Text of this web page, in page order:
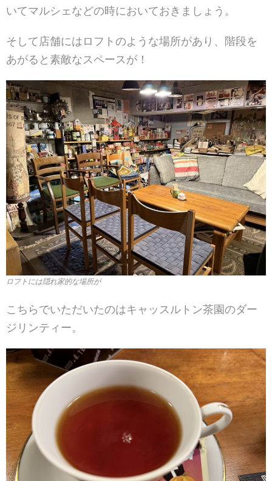
いてマルシェなどの時においておきましょう。
そして店舗にはロフトのような場所があり、階段を
あがると素敵なスペースが！
ロフトには隠れ家的な場所が
こちらでいただいたのはキャッスルトン茶園のダー
ジリンティー。